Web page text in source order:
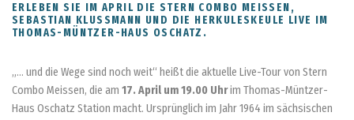
ERLEBEN SIE IM APRIL DIE STERN COMBO MEISSEN, S
EBASTIAN KLUSSMANN UND DIE HERKULESKEULE LIVE IM T
HOMAS-MÜNTZER-HAUS OSCHATZ.
„… und die Wege sind noch weit“ heißt die aktuelle Live-Tour von Stern
Combo Meissen, die am 17. April um 19.00 Uhrim Thomas-Müntzer-
Haus Oschatz Station macht. Ursprünglich im Jahr 1964 im sächsischen